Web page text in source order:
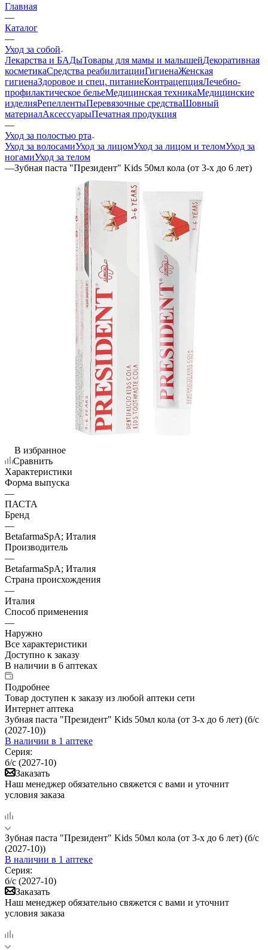
Главная
—
Каталог
—
Уход за собой
Лекарства и БАДыТовары для мамы и малышейДекоративная
косметикаСредства реабилитацииГигиенаЖенская
гигиенаЗдоровое и спец. питаниеКонтрацепцияЛечебно-
профилактическое бельеМедицинская техникаМедицинские
изделияРепеллентыПеревязочные средстваШовный
материалАксессуарыПечатная продукция
—
Уход за полостью рта
Уход за волосамиУход за лицомУход за лицом и теломУход за
ногамиУход за телом
—Зубная паста "Президент" Kids 50мл кола (от 3-х до 6 лет)
В избранное
Сравнить
Характеристики
Форма выпуска
—
ПАСТА
Бренд
—
BetafarmaSpA; Италия
Производитель
—
BetafarmaSpA; Италия
Страна происхождения
—
Италия
Способ применения
—
Наружно
Все характеристики
Доступно к заказу
В наличии в 6 аптеках
Подробнее
Товар доступен к заказу из любой аптеки сети
Интернет аптека
Зубная паста "Президент" Kids 50мл кола (от 3-х до 6 лет) (б/с
(2027-10))
В наличии в 1 аптеке
Серия:
б/с (2027-10)
Заказать
Наш менеджер обязательно свяжется с вами и уточнит
условия заказа
Зубная паста "Президент" Kids 50мл кола (от 3-х до 6 лет) (б/с
(2027-10))
В наличии в 1 аптеке
Серия:
б/с (2027-10)
Заказать
Наш менеджер обязательно свяжется с вами и уточнит
условия заказа